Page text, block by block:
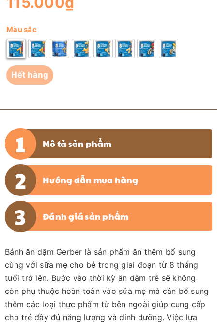
Màu sắc
Hết hàng
Mô tả sản phẩm
Hướng dẫn mua hàng
Đánh giá sản phẩm
Bánh ăn dặm Gerber là sản phẩm ăn thêm bổ sung
cùng với sữa mẹ cho bé trong giai đoạn từ 8 tháng
tuổi trở lên. Bước vào thời kỳ ăn dặm trẻ sẽ không
còn phụ thuộc hoàn toàn vào sữa mẹ mà cần bổ sung
thêm các loại thực phẩm từ bên ngoài giúp cung cấp
cho trẻ đầy đủ năng lượng và dinh dưỡng. Việc lựa